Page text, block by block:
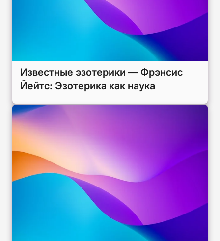
Известные эзотерики — Фрэнсис
Йейтс: Эзотерика как наука